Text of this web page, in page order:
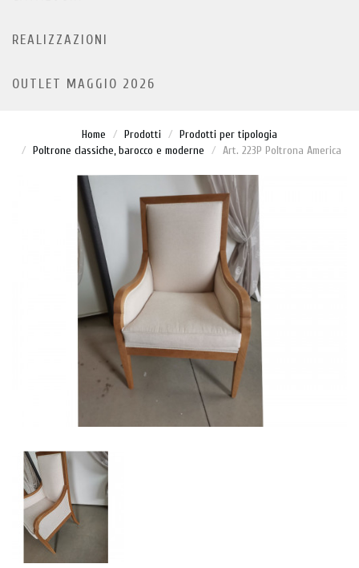
REALIZZAZIONI
OUTLET MAGGIO 2026
Home Prodotti
Prodotti per tipologia
Poltrone classiche, barocco e moderne
Art. 223P Poltrona America